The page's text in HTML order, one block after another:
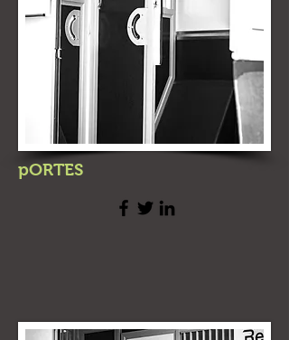
pORTES